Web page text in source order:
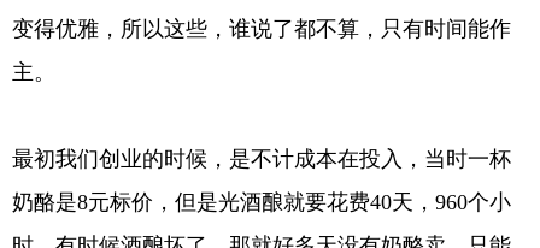
变得优雅，所以这些，谁说了都不算，只有时间能作
主。
最初我们创业的时候，是不计成本在投入，当时一杯
奶酪是8元标价，但是光酒酿就要花费40天，960个小